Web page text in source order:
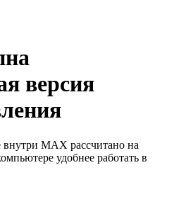
версия
MAX рассчитано на
удобнее работать в